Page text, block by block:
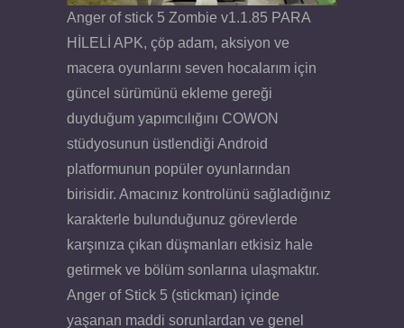
Anger of stick 5 Zombie v1.1.85 PARA
HİLELİ APK, çöp adam, aksiyon ve
macera oyunlarını seven hocalarım için
güncel sürümünü ekleme gereği
duyduğum yapımcılığını COWON
stüdyosunun üstlendiği Android
platformunun popüler oyunlarından
birisidir. Amacınız kontrolünü sağladığınız
karakterle bulunduğunuz görevlerde
karşınıza çıkan düşmanları etkisiz hale
getirmek ve bölüm sonlarına ulaşmaktır.
Anger of Stick 5 (stickman) içinde
yaşanan maddi sorunlardan ve genel